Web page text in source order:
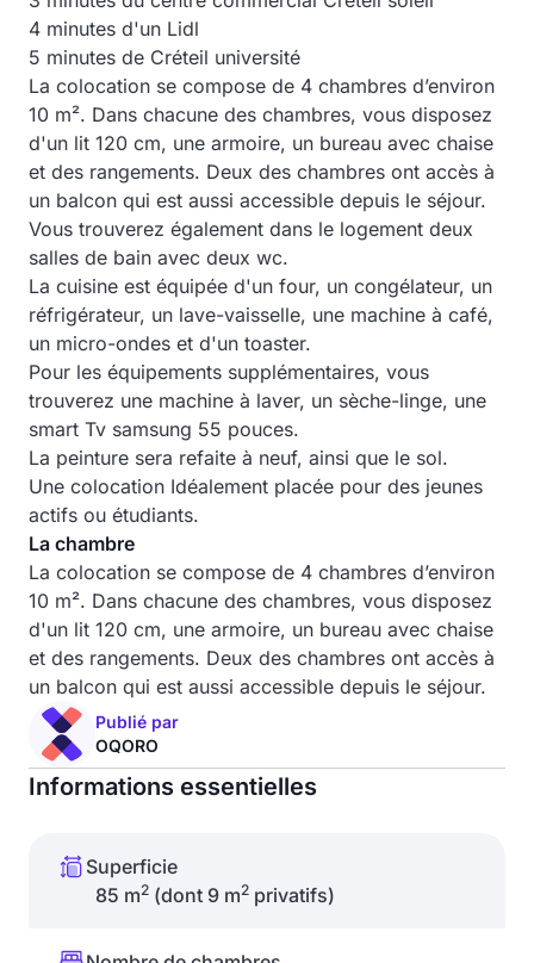
4 minutes d'un Lidl
5 minutes de Créteil université
La colocation se compose de 4 chambres d’environ
10 m². Dans chacune des chambres, vous disposez
d'un lit 120 cm, une armoire, un bureau avec chaise
et des rangements. Deux des chambres ont accès à
un balcon qui est aussi accessible depuis le séjour.
Vous trouverez également dans le logement deux
salles de bain avec deux wc.
La cuisine est équipée d'un four, un congélateur, un
réfrigérateur, un lave-vaisselle, une machine à café,
un micro-ondes et d'un toaster.
Pour les équipements supplémentaires, vous
trouverez une machine à laver, un sèche-linge, une
smart Tv samsung 55 pouces.
La peinture sera refaite à neuf, ainsi que le sol.
Une colocation Idéalement placée pour des jeunes
actifs ou étudiants.
La chambre
La colocation se compose de 4 chambres d’environ
10 m². Dans chacune des chambres, vous disposez
d'un lit 120 cm, une armoire, un bureau avec chaise
et des rangements. Deux des chambres ont accès à
un balcon qui est aussi accessible depuis le séjour.
Publié par
OQORO
Informations essentielles
Superficie
85 m2 (dont 9 m2 privatifs)